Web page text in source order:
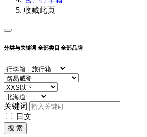
收藏此页
分类与关键词 全部类目 全部品牌
关键词
日文
搜 索